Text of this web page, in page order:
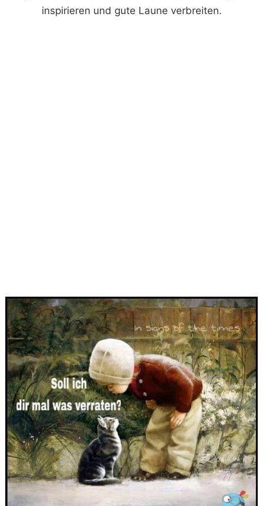
inspirieren und gute Laune verbreiten.